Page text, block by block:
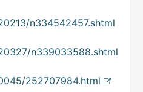
n334542457.shtml
n339033588.shtml
252707984.html